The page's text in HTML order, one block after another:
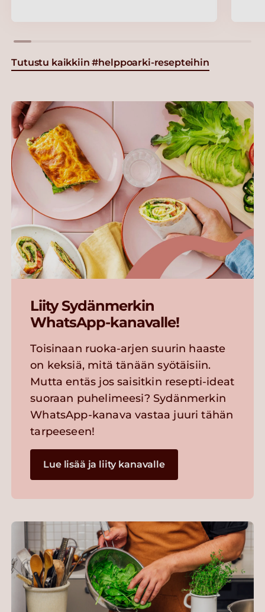
Tutustu kaikkiin #helppoarki-resepteihin
Liity Sydänmerkin
WhatsApp-kanavalle!
Toisinaan ruoka-arjen suurin haaste
on keksiä, mitä tänään syötäisiin.
Mutta entäs jos saisitkin resepti-ideat
suoraan puhelimeesi? Sydänmerkin
WhatsApp-kanava vastaa juuri tähän
tarpeeseen!
Lue lisää ja liity kanavalle